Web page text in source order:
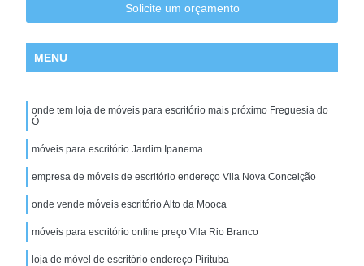
Solicite um orçamento
MENU
onde tem loja de móveis para escritório mais próximo Freguesia do
Ó
móveis para escritório Jardim Ipanema
empresa de móveis de escritório endereço Vila Nova Conceição
onde vende móveis escritório Alto da Mooca
móveis para escritório online preço Vila Rio Branco
loja de móvel de escritório endereço Pirituba